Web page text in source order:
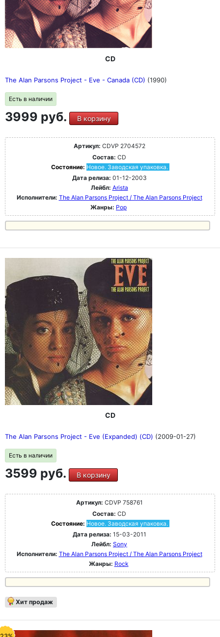
CD
The Alan Parsons Project - Eve - Canada (CD) (1990)
Есть в наличии
3999 руб. В корзину
Артикул: CDVP 2704572
Состав: CD
Состояние: Новое. Заводская упаковка.
Дата релиза: 01-12-2003
Лейбл: Arista
Исполнители: The Alan Parsons Project / The Alan Parsons Project
Жанры: Pop
CD
The Alan Parsons Project - Eve (Expanded) (CD) (2009-01-27)
Есть в наличии
3599 руб. В корзину
Артикул: CDVP 758761
Состав: CD
Состояние: Новое. Заводская упаковка.
Дата релиза: 15-03-2011
Лейбл: Sony
Исполнители: The Alan Parsons Project / The Alan Parsons Project
Жанры: Rock
Хит продаж